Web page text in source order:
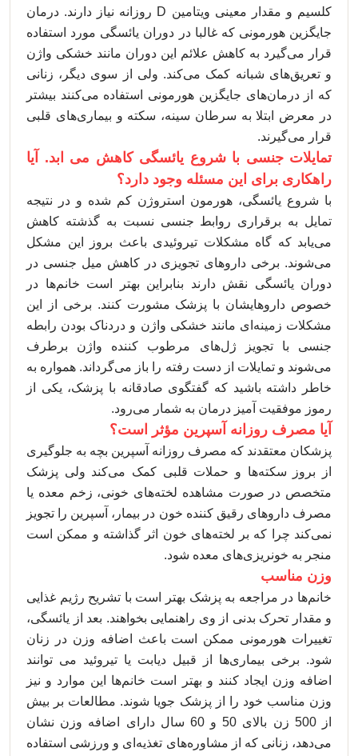
کلسیم و مقدار معینی ویتامین D روزانه نیاز دارند. درمان
جایگزین هورمونی که غالبا در دوران یائسگی مورد استفاده
قرار می‌گیرد به کاهش علائم این دوران مانند خشکی واژن
و تعریق‌های شبانه کمک می‌کند. ولی از سوی دیگر، زنانی
که از درمان‌های جایگزین هورمونی استفاده می‌کنند بیشتر
در معرض ابتلا به سرطان سینه، سکته و بیماری‌های قلبی
قرار می‌گیرند.
تمایلات جنسی با شروع یائسگی کاهش می ‌ابد. آیا
راهکاری برای این مسئله وجود دارد؟
با شروع یائسگی، هورمون استروژن کم شده و در نتیجه
تمایل به برقراری روابط جنسی نسبت به گذشته کاهش
می‌یابد که گاه مشکلات تیروئیدی باعث بروز این مشکل
می‌شوند. برخی داروهای تجویزی در کاهش میل جنسی در
دوران یائسگی نقش دارند بنابراین بهتر است خانم‌ها در
خصوص داروهایشان با پزشک مشورت کنند. برخی از این
مشکلات زمینه‌ای مانند خشکی واژن و دردناک بودن رابطه
جنسی با تجویز ژل‌های مرطوب کننده واژن برطرف
می‌شوند و تمایلات از دست رفته را باز می‌گرداند. همواره به
خاطر داشته باشید که گفتگوی صادقانه با پزشک، یکی از
رموز موفقیت آمیز درمان به شمار می‌رود.
آیا مصرف روزانه آسپرین مؤثر است؟
پزشکان معتقدند که مصرف روزانه آسپرین بچه به جلوگیری
از بروز سکته‌ها و حملات قلبی کمک می‌کند ولی پزشک
متخصص در صورت مشاهده لخته‌های خونی، زخم معده یا
مصرف داروهای رقیق کننده خون در بیمار، آسپرین را تجویز
نمی‌کند چرا که بر لخته‌های خون اثر گذاشته و ممکن است
منجر به خونریزی‌های معده شود.
وزن مناسب
خانم‌ها در مراجعه به پزشک بهتر است با تشریح رژیم غذایی
و مقدار تحرک بدنی از وی راهنمایی بخواهند. بعد از یائسگی،
تغییرات هورمونی ممکن است باعث اضافه وزن در زنان
شود. برخی بیماری‌ها از قبیل دیابت یا تیروئید می توانند
اضافه وزن ایجاد کنند و بهتر است خانم‌ها این موارد و نیز
وزن مناسب خود را از پزشک جویا شوند. مطالعات بر بیش
از 500 زن بالای 50 و 60 سال دارای اضافه وزن نشان
می‌دهد، زنانی که از مشاوره‌های تغذیه‌ای و ورزشی استفاده